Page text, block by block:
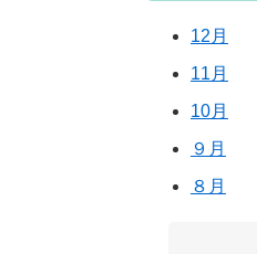
12月
11月
10月
９月
８月